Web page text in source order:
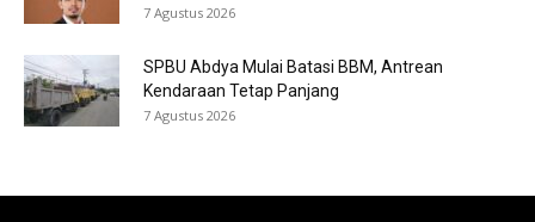
7 Agustus 2026
SPBU Abdya Mulai Batasi BBM, Antrean
Kendaraan Tetap Panjang
7 Agustus 2026